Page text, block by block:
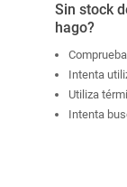
Sin stock
hago?
Intenta
Utiliza
Intenta